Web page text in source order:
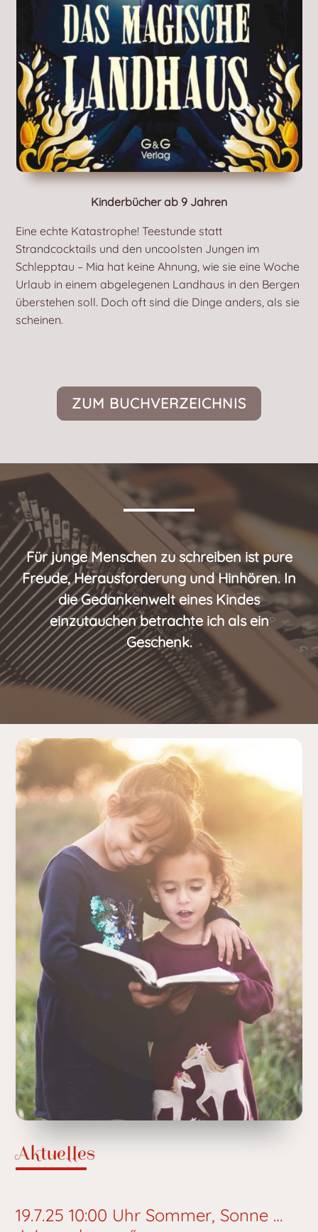
Kinderbücher ab 9 Jahren
Eine echte Katastrophe! Teestunde statt
Strandcocktails und den uncoolsten Jungen im
Schlepptau – Mia hat keine Ahnung, wie sie eine Woche
Urlaub in einem abgelegenen Landhaus in den Bergen
überstehen soll. Doch oft sind die Dinge anders, als sie
scheinen.
ZUM BUCHVERZEICHNIS
Für junge Menschen zu schreiben ist pure
Freude, Herausforderung und Hinhören. In
die Gedankenwelt eines Kindes
einzutauchen betrachte ich als ein
Geschenk.
Aktuelles
19.7.25 10:00 Uhr Sommer, Sonne …